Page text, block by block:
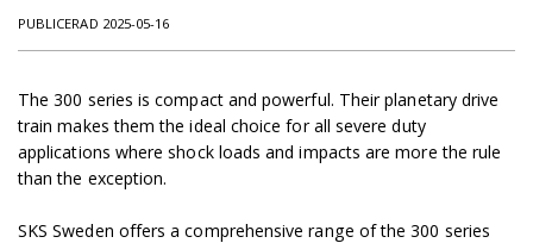
PUBLICERAD 2025-05-16
The 300 series is compact and powerful. Their planetary drive
train makes them the ideal choice for all severe duty
applications where shock loads and impacts are more the rule
than the exception.
SKS Sweden offers a comprehensive range of the 300 series